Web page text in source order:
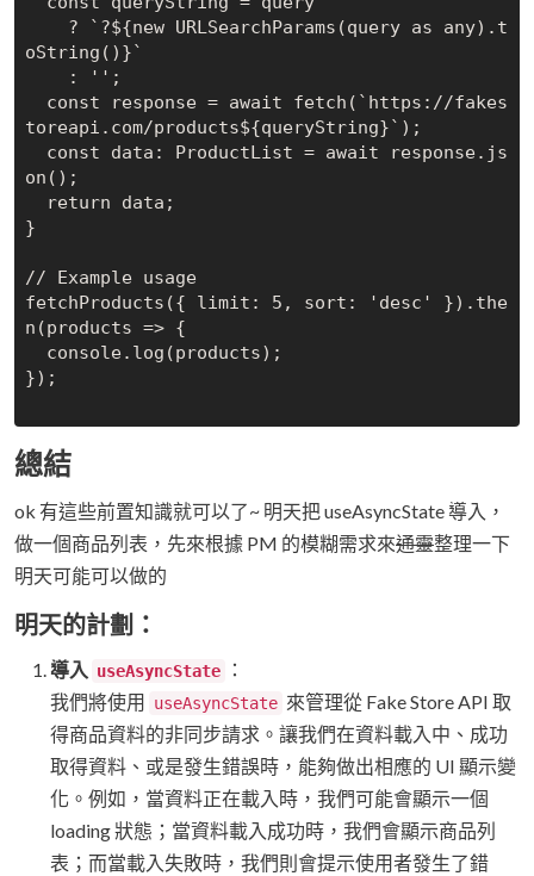
oString()}`
toreapi.com/products${queryString}`);
on();
}
// Example usage
fetchProducts({ limit: 5, sort: 'desc' }).the
n(products => {
});
總結
ok 有這些前置知識就可以了~ 明天把 useAsyncState 導入，
做一個商品列表，先來根據 PM 的模糊需求來通靈整理一下
明天可能可以做的
明天的計劃：
導入 useAsyncState
：
我們將使用
useAsyncState 來管理從 Fake Store API 取
得商品資料的非同步請求。讓我們在資料載入中、成功
取得資料、或是發生錯誤時，能夠做出相應的 UI 顯示變
化。例如，當資料正在載入時，我們可能會顯示一個
loading 狀態；當資料載入成功時，我們會顯示商品列
表；而當載入失敗時，我們則會提示使用者發生了錯